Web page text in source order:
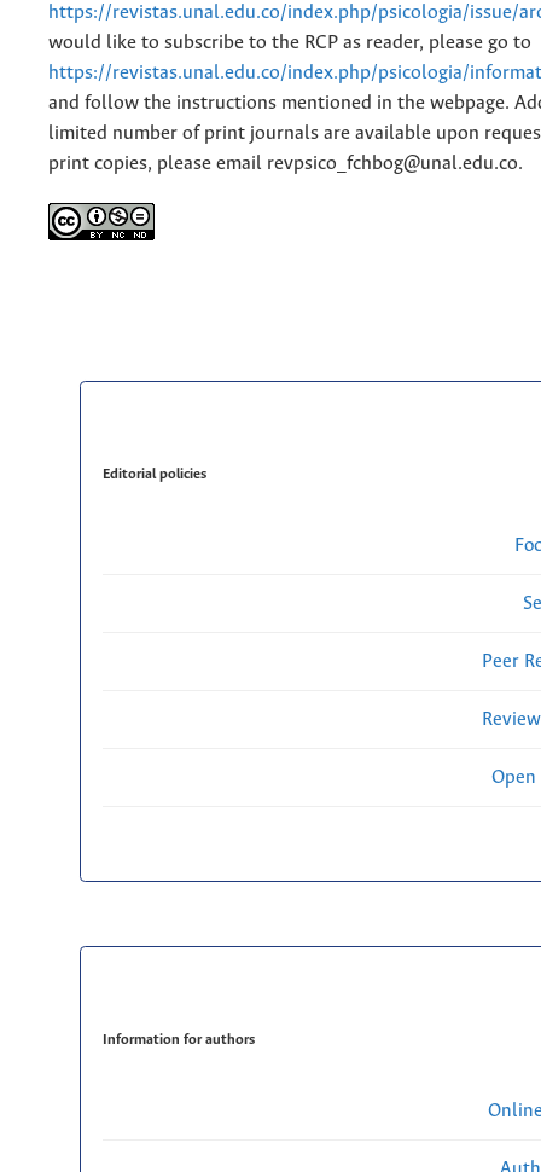
https://revistas.unal.edu.co/index.php/psicologia/issue/
would like to subscribe to the RCP as reader, please go to
https://revistas.unal.edu.co/index.php/psicologia/
and follow the instructions mentioned in the webpage.
limited number of print journals are available upon
print copies, please email revpsico_fchbog@unal.edu.co.
Editorial policies
Peer
Open
Information for authors